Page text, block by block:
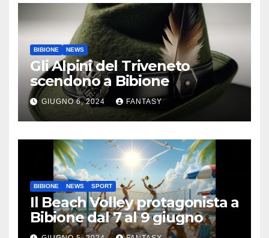
BIBIONE NEWS
Gli Alpini del Triveneto
scendono a Bibione
GIUGNO 6, 2024 FANTASY
BIBIONE NEWS SPORT
Il Beach Volley protagonista a
Bibione dal 7 al 9 giugno